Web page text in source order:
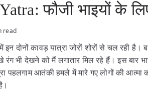
फौजी भाइयों के
read
इन दोनों कावड़ यात्रा जोरों शोरों से चल रही
रंग भी देखने को मैं लगातार मिल रहे हैं। इस बार
पहलगाम आतंकी हमले में मारे गए लोगों की